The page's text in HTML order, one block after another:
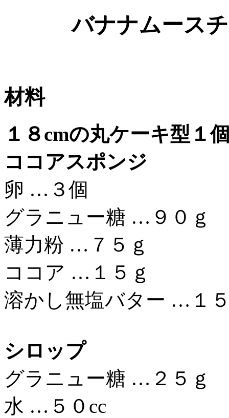
バナナムース
材料
１８cmの丸ケーキ型１
ココアスポンジ
卵 …３個
グラニュー糖 …９０ｇ
薄力粉 …７５ｇ
ココア …１５ｇ
溶かし無塩バター …１
シロップ
グラニュー糖 …２５ｇ
水 …５０cc